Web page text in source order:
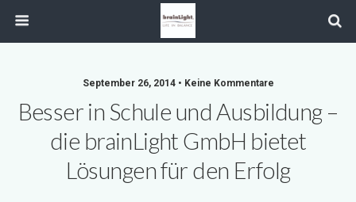
September 26, 2014 • Keine Kommentare
Besser in Schule und Ausbildung –
die brainLight GmbH bietet
Lösungen für den Erfolg